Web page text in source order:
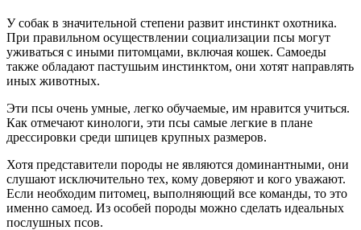
У собак в значительной степени развит инстинкт охотника.
При правильном осуществлении социализации псы могут
уживаться с иными питомцами, включая кошек. Самоеды
также обладают пастушьим инстинктом, они хотят направлять
иных животных.
Эти псы очень умные, легко обучаемые, им нравится учиться.
Как отмечают кинологи, эти псы самые легкие в плане
дрессировки среди шпицев крупных размеров.
Хотя представители породы не являются доминантными, они
слушают исключительно тех, кому доверяют и кого уважают.
Если необходим питомец, выполняющий все команды, то это
именно самоед. Из особей породы можно сделать идеальных
послушных псов.